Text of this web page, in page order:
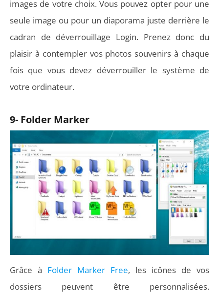
images de votre choix. Vous pouvez opter pour une
seule image ou pour un diaporama juste derrière le
cadran de déverrouillage Login. Prenez donc du
plaisir à contempler vos photos souvenirs à chaque
fois que vous devez déverrouiller le système de
votre ordinateur.
9- Folder Marker
Grâce à Folder Marker Free, les icônes de vos
dossiers peuvent être personnalisées.